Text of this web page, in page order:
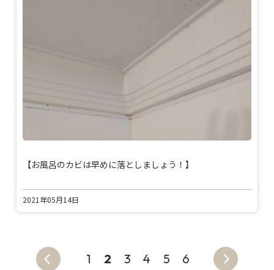
【お風呂のカビは早めに落としましょう！】
2021年05月14日
1 2 3 4 5 6